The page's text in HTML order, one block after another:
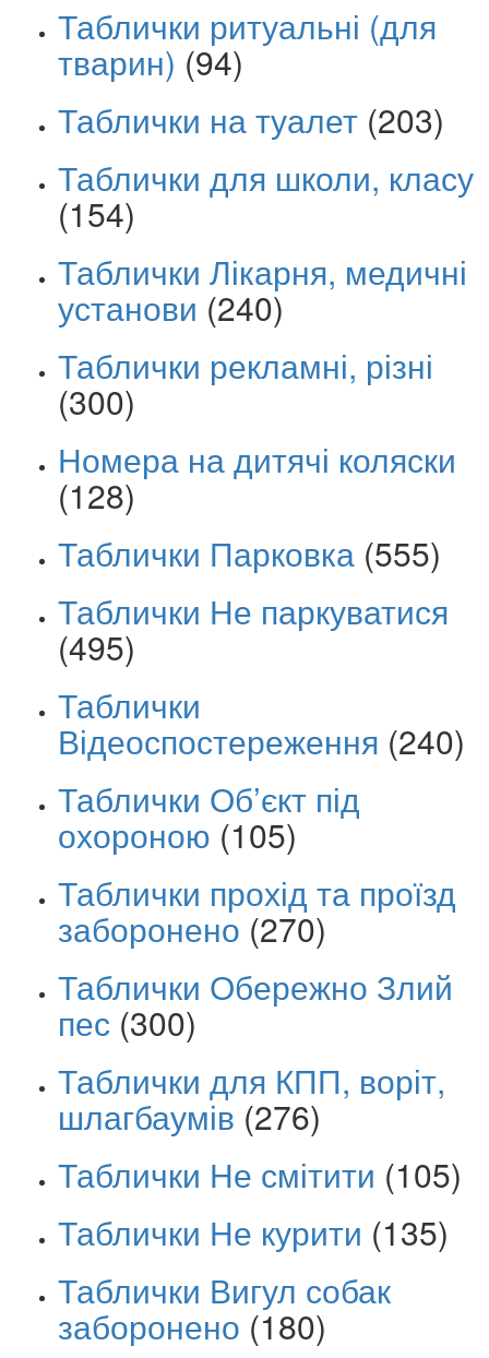
Таблички ритуальні (для
тварин) (94)
Таблички на туалет (203)
Таблички для школи, класу
(154)
Таблички Лікарня, медичні
установи (240)
Таблички рекламні, різні
(300)
Номера на дитячі коляски
(128)
Таблички Парковка (555)
Таблички Не паркуватися
(495)
Таблички
Відеоспостереження (240)
Таблички Об’єкт під
охороною (105)
Таблички прохід та проїзд
заборонено (270)
Таблички Обережно Злий
пес (300)
Таблички для КПП, воріт,
шлагбаумів (276)
Таблички Не смітити (105)
Таблички Не курити (135)
Таблички Вигул собак
заборонено (180)